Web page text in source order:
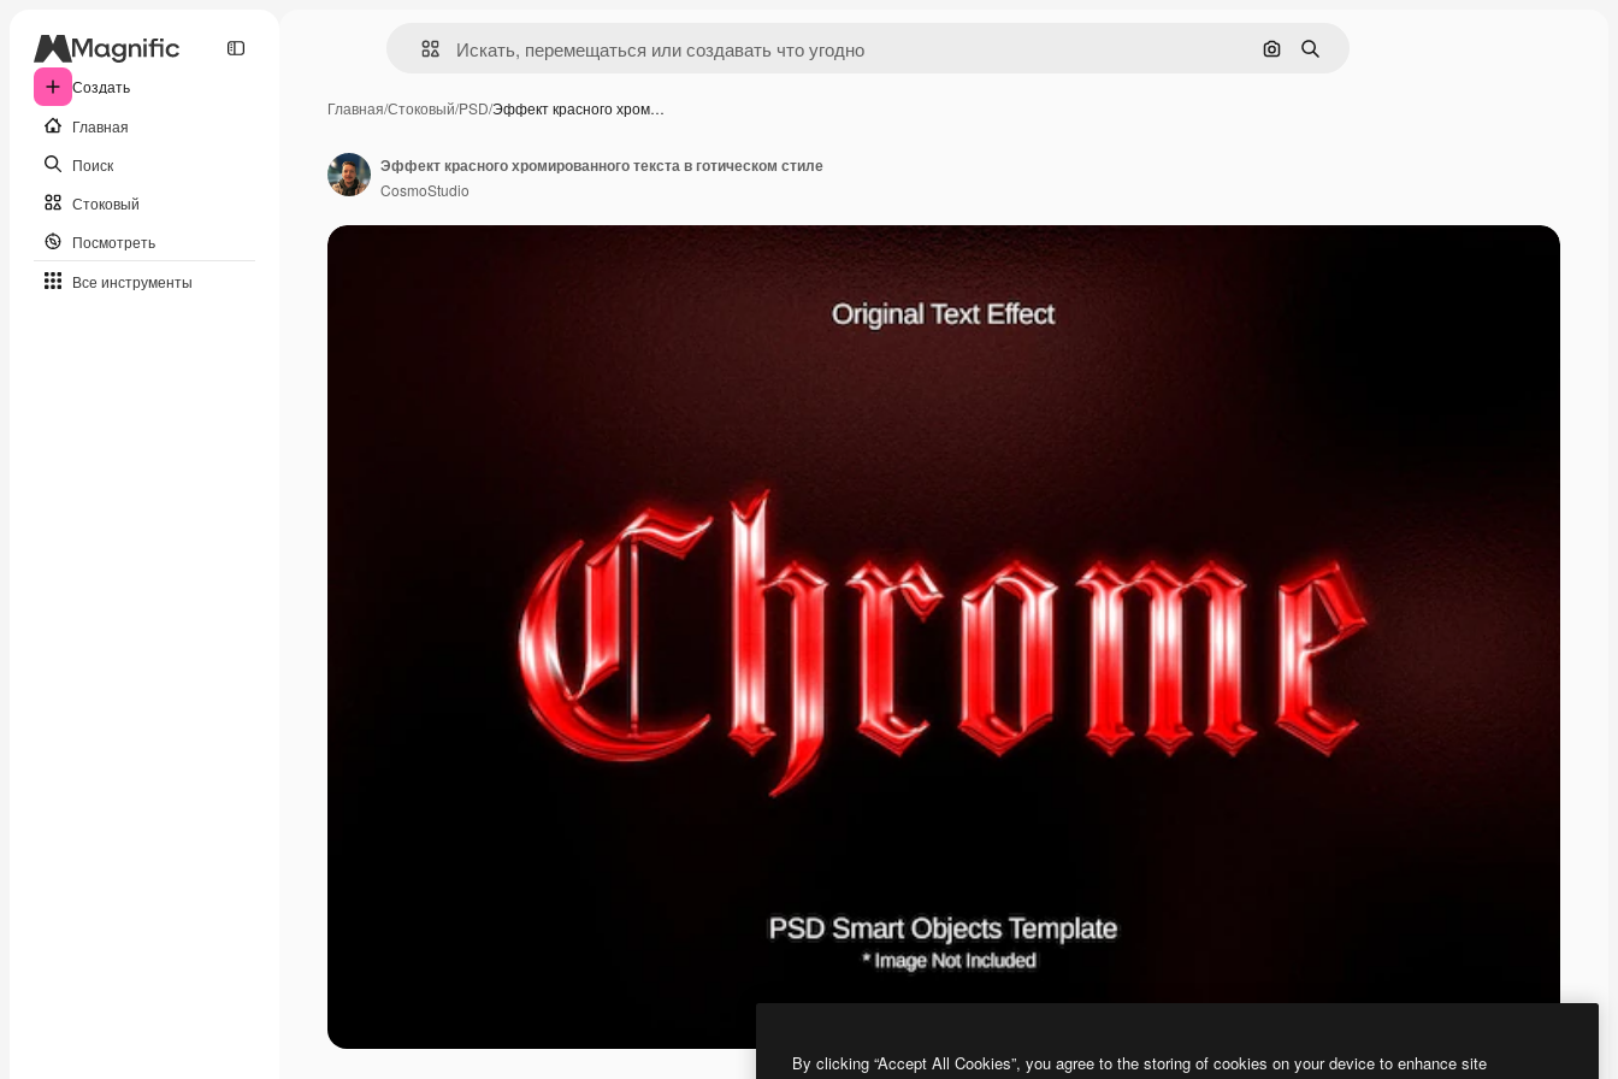
Создать
Главная
Поиск
Стоковый
Посмотреть
Все инструменты
Поиск по изображению
Поиск
Главная/Стоковый/PSD/Эффект красного хром…
Эффект красного хромированного текста в готическом стиле
CosmoStudio
By clicking “Accept All Cookies”, you agree to the storing of cookies on your device to enhance site